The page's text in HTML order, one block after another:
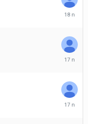
Tháng
2008
Tháng
2008
Tháng